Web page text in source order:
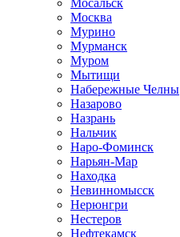
Мосальск
Москва
Мурино
Мурманск
Муром
Мытищи
Набережные Челны
Назарово
Назрань
Нальчик
Наро-Фоминск
Нарьян-Мар
Находка
Невинномысск
Нерюнгри
Нестеров
Нефтекамск